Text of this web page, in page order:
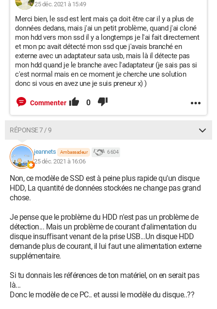
25 déc. 2021 à 15:49
Merci bien, le ssd est lent mais ça doit être car il y a plus de
données dedans, mais j'ai un petit problème, quand j'ai cloné
mon hdd vers mon ssd il y a longtemps je l'ai fait directement
et mon pc avait détecté mon ssd que j'avais branché en
externe avec un adaptateur sata usb, mais là il détecte pas
mon hdd quand je le branche avec l'adaptateur (je sais pas si
c'est normal mais en ce moment je cherche une solution
donc si vous en avez une je suis preneur x) )
Commenter 0
RÉPONSE 7 / 9
jeannets Ambassadeur 6 604
25 déc. 2021 à 16:06
Non, ce modèle de SSD est à peine plus rapide qu'un disque
HDD, La quantité de données stockées ne change pas grand
chose.
Je pense que le problème du HDD n'est pas un problème de
détection... Mais un problème de courant d'alimentation du
disque insuffisant venant de la prise USB...Un disque HDD
demande plus de courant, il lui faut une alimentation externe
supplémentaire.
Si tu donnais les références de ton matériel, on en serait pas
là...
Donc le modèle de ce PC.. et aussi le modèle du disque..??